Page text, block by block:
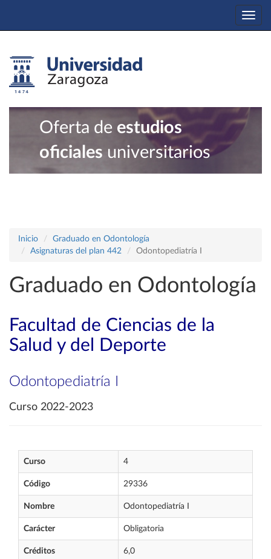
Oferta de estudios
oficiales universitarios
Inicio
Graduado en Odontología
Asignaturas del plan 442
Odontopediatría I
Graduado en Odontología
Facultad de Ciencias de la
Salud y del Deporte
Odontopediatría I
Curso 2022-2023
Curso 4
Código 29336
Nombre Odontopediatría I
Carácter Obligatoria
Créditos 6,0